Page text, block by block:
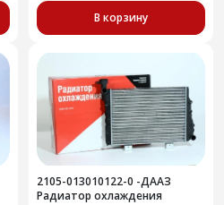
В корзину
2105-013010122-0 -ДААЗ
Радиатор охлаждения